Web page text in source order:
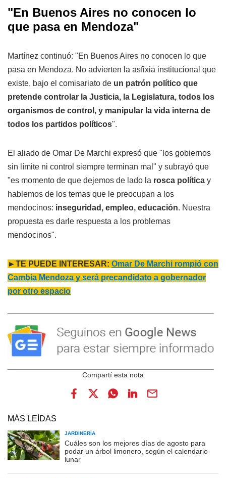
"En Buenos Aires no conocen lo
que pasa en Mendoza"
Martínez continuó: "En Buenos Aires no conocen lo que
pasa en Mendoza. No advierten la asfixia institucional que
existe, bajo el comisariato de un patrón político que
pretende controlar la Justicia, la Legislatura, todos los
organismos de control, y manipular la vida interna de
todos los partidos políticos".
El aliado de Omar De Marchi expresó que "los gobiernos
sin límite ni control siempre terminan mal" y subrayó que
"es momento de que dejemos de lado la rosca política y
hablemos de los temas que le preocupan a los
mendocinos: inseguridad, empleo, educación. Nuestra
propuesta es darle respuesta a los problemas
mendocinos".
►TE PUEDE INTERESAR: Omar De Marchi rompió con
Cambia Mendoza y será precandidato a gobernador
por otro espacio
MÁS LEÍDAS
JARDINERÍA
Cuáles son los mejores días de agosto para
podar un árbol limonero, según el calendario
lunar